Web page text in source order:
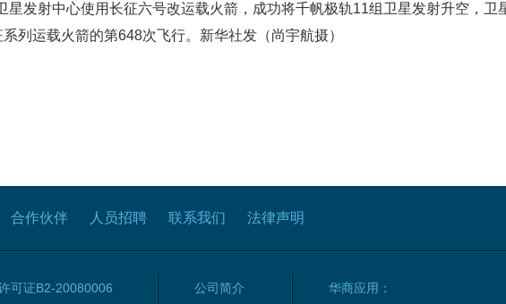
星发射中心使用长征六号改运载火箭，成功将千帆极轨11组卫星发射升空，卫
列运载火箭的第648次飞行。新华社发（尚宇航摄）
合作伙伴 人员招聘 联系我们 法律声明
可证B2-20080006 公司简介 华商应用：